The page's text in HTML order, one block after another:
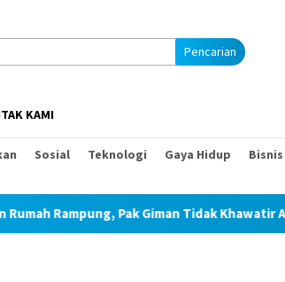
Pencarian
KAMI
Sosial Teknologi Gaya Hidup Bisnis
Pak Giman Tidak Khawatir Ada Longsor Lagi